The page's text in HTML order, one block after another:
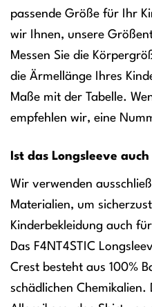
passende Größe für Ihr
wir Ihnen, unsere
Messen Sie die
die Ärmellänge Ihres
Maße mit der Tabelle.
empfehlen wir, eine
Ist das Longsleeve
Wir verwenden
Materialien, um
Kinderbekleidung auch
Das F4NT4STIC
Crest besteht aus 100%
schädlichen